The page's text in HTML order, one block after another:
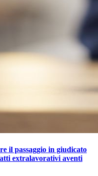
il passaggio in giudicato
extralavorativi aventi